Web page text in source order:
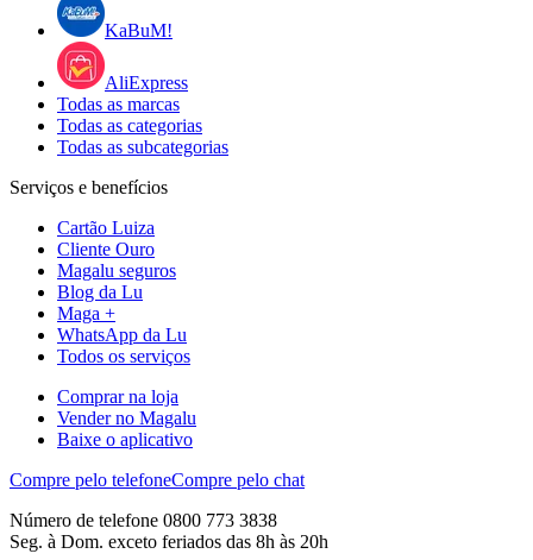
KaBuM!
AliExpress
Todas as marcas
Todas as categorias
Todas as subcategorias
Serviços e benefícios
Cartão Luiza
Cliente Ouro
Magalu seguros
Blog da Lu
Maga +
WhatsApp da Lu
Todos os serviços
Comprar na loja
Vender no Magalu
Baixe o aplicativo
Compre pelo telefoneCompre pelo chat
Número de telefone 0800 773 3838
Seg. à Dom. exceto feriados das 8h às 20h